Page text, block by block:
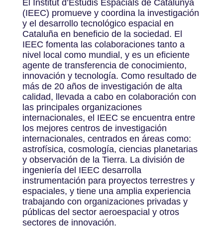
El Institut d’Estudis Espacials de Catalunya
(IEEC) promueve y coordina la investigación
y el desarrollo tecnológico espacial en
Cataluña en beneficio de la sociedad. El
IEEC fomenta las colaboraciones tanto a
nivel local como mundial, y es un eficiente
agente de transferencia de conocimiento,
innovación y tecnología. Como resultado de
más de 20 años de investigación de alta
calidad, llevada a cabo en colaboración con
las principales organizaciones
internacionales, el IEEC se encuentra entre
los mejores centros de investigación
internacionales, centrados en áreas como:
astrofísica, cosmología, ciencias planetarias
y observación de la Tierra. La división de
ingeniería del IEEC desarrolla
instrumentación para proyectos terrestres y
espaciales, y tiene una amplia experiencia
trabajando con organizaciones privadas y
públicas del sector aeroespacial y otros
sectores de innovación.